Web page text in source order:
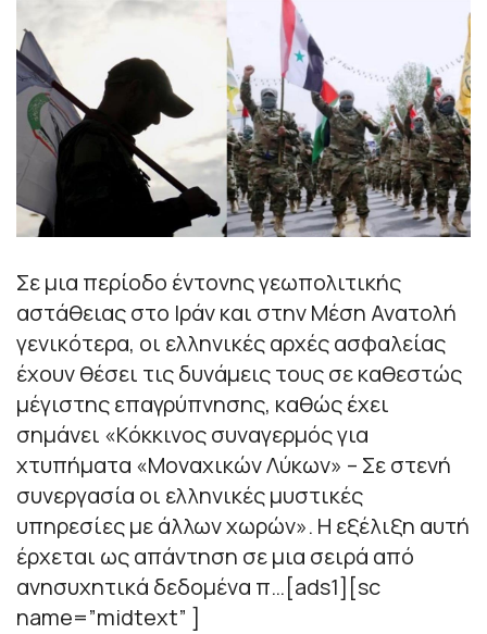
Σε μια περίοδο έντονης γεωπολιτικής
αστάθειας στο Ιράν και στην Μέση Ανατολή
γενικότερα, οι ελληνικές αρχές ασφαλείας
έχουν θέσει τις δυνάμεις τους σε καθεστώς
μέγιστης επαγρύπνησης, καθώς έχει
σημάνει «Κόκκινος συναγερμός για
χτυπήματα «Μοναχικών Λύκων» – Σε στενή
συνεργασία οι ελληνικές μυστικές
υπηρεσίες με άλλων χωρών». Η εξέλιξη αυτή
έρχεται ως απάντηση σε μια σειρά από
ανησυχητικά δεδομένα π…[ads1][sc
name=”midtext” ]